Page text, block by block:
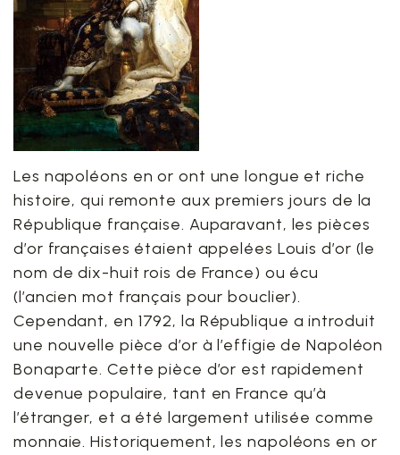
Les napoléons en or ont une longue et riche
histoire, qui remonte aux premiers jours de la
République française. Auparavant, les pièces
d’or françaises étaient appelées Louis d’or (le
nom de dix-huit rois de France) ou écu
(l’ancien mot français pour bouclier).
Cependant, en 1792, la République a introduit
une nouvelle pièce d’or à l’effigie de Napoléon
Bonaparte. Cette pièce d’or est rapidement
devenue populaire, tant en France qu’à
l’étranger, et a été largement utilisée comme
monnaie. Historiquement, les napoléons en or